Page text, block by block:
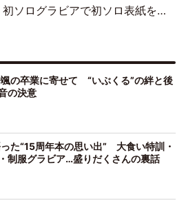
！ 初めて見せる表情や、声優を志したきっかけなどを語った必読のインタビューを掲載
の卒業に寄せて “いぶくる”の絆と後
の決意
た“15周年本の思い出” 大食い特訓・
制服グラビア…盛りだくさんの裏話